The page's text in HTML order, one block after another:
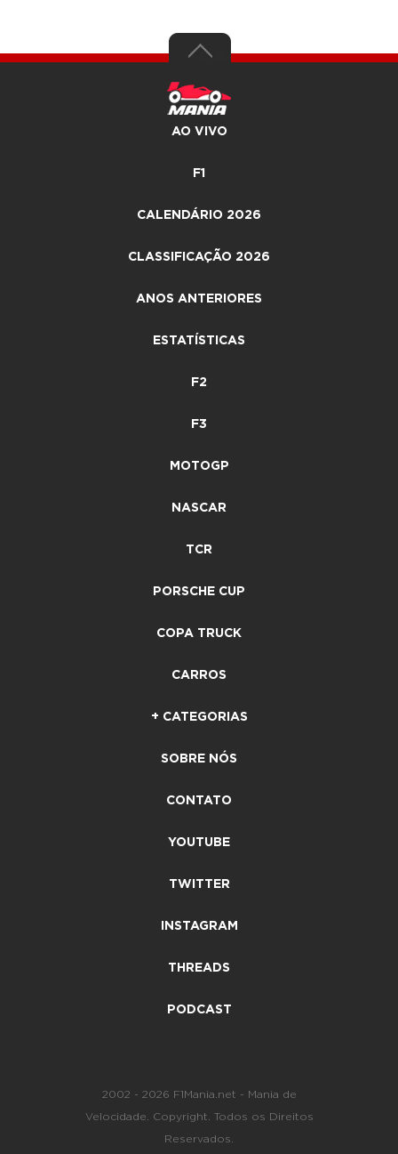
AO VIVO
F1
CALENDÁRIO 2026
CLASSIFICAÇÃO 2026
ANOS ANTERIORES
ESTATÍSTICAS
F2
F3
MOTOGP
NASCAR
TCR
PORSCHE CUP
COPA TRUCK
CARROS
+ CATEGORIAS
SOBRE NÓS
CONTATO
YOUTUBE
TWITTER
INSTAGRAM
THREADS
PODCAST
2002 - 2026 F1Mania.net - Mania de
Velocidade. Copyright. Todos os Direitos
Reservados.